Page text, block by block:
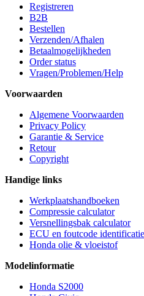
Registreren
B2B
Bestellen
Verzenden/Afhalen
Betaalmogelijkheden
Order status
Vragen/Problemen/Help
Voorwaarden
Algemene Voorwaarden
Privacy Policy
Garantie & Service
Retour
Copyright
Handige links
Werkplaatshandboeken
Compressie calculator
Versnellingsbak calculator
ECU en foutcode identificatie
Honda olie & vloeistof
Modelinformatie
Honda S2000